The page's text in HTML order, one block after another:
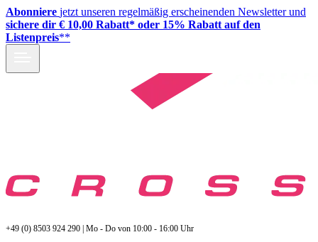
Abonniere jetzt unseren regelmäßig erscheinenden Newsletter und
sichere dir € 10,00 Rabatt* oder 15% Rabatt auf den
Listenpreis**
+49 (0) 8503 924 290 | Mo - Do von 10:00 - 16:00 Uhr